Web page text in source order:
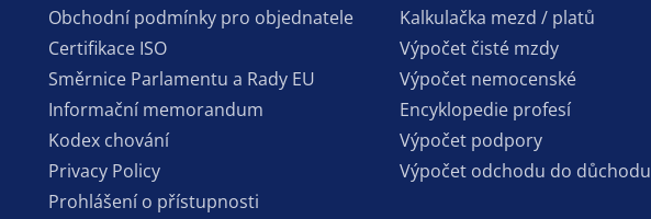
Obchodní podmínky pro objednatele
Certifikace ISO
Směrnice Parlamentu a Rady EU
Informační memorandum
Kodex chování
Privacy Policy
Prohlášení o přístupnosti
Kalkulačka mezd / platů
Výpočet čisté mzdy
Výpočet nemocenské
Encyklopedie profesí
Výpočet podpory
Výpočet odchodu do důchodu